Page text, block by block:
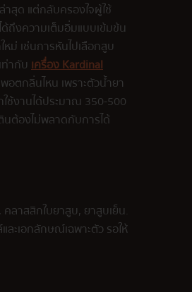
สุด แต่กลับครองใจผู้ใช้
ด้ถึงความเต็มอิ่มแบบเข้มข้น
ม่ เช่นการหันไปเลือกสูบ
ากับ เครื่อง Kardinal
ตกลิ่นไหน เพราะตัวน้ำยา
ช้งานได้ประมาณ 350-500
นต้องไม่พลาดกับการได้
ลาสสิกใบยาสูบ, ยาสูบเย็น.
ละเอกลักษณ์เฉพาะตัว รอให้